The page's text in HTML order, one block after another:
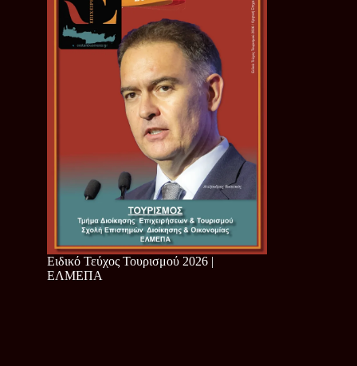
Ειδικό Τεύχος Τουρισμού 2026 |
ΕΛΜΕΠΑ